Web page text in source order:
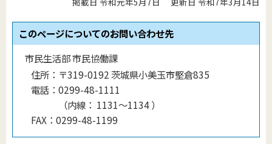
このページについてのお問い合わせ先
市民生活部 市民協働課
住所： 〒319-0192 茨城県小美玉市堅倉835
電話： 0299-48-1111
（内線 ： 1131〜1134）
FAX： 0299-48-1199